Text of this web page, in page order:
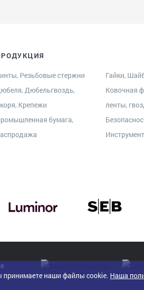
Резьбовые стержни
Гайки,
Дюбельгвоздь,
Крепежи
Ковочная
ленты,
бумага,
принимаете наши файлы cookie. Наша